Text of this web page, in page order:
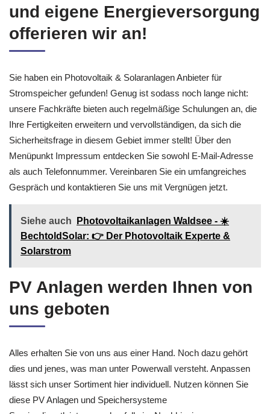
und eigene Energieversorgung
offerieren wir an!
Sie haben ein Photovoltaik & Solaranlagen Anbieter für
Stromspeicher gefunden! Genug ist sodass noch lange nicht:
unsere Fachkräfte bieten auch regelmäßige Schulungen an, die
Ihre Fertigkeiten erweitern und vervollständigen, da sich die
Sicherheitsfrage in diesem Gebiet immer stellt! Über den
Menüpunkt Impressum entdecken Sie sowohl E-Mail-Adresse
als auch Telefonnummer. Vereinbaren Sie ein umfangreiches
Gespräch und kontaktieren Sie uns mit Vergnügen jetzt.
Siehe auch
Photovoltaikanlagen Waldsee - ☀️
BechtoldSolar: 👉 Der Photovoltaik Experte &
Solarstrom
PV Anlagen werden Ihnen von
uns geboten
Alles erhalten Sie von uns aus einer Hand. Noch dazu gehört
dies und jenes, was man unter Powerwall versteht. Anpassen
lässt sich unser Sortiment hier individuell. Nutzen können Sie
diese PV Anlagen und Speichersysteme